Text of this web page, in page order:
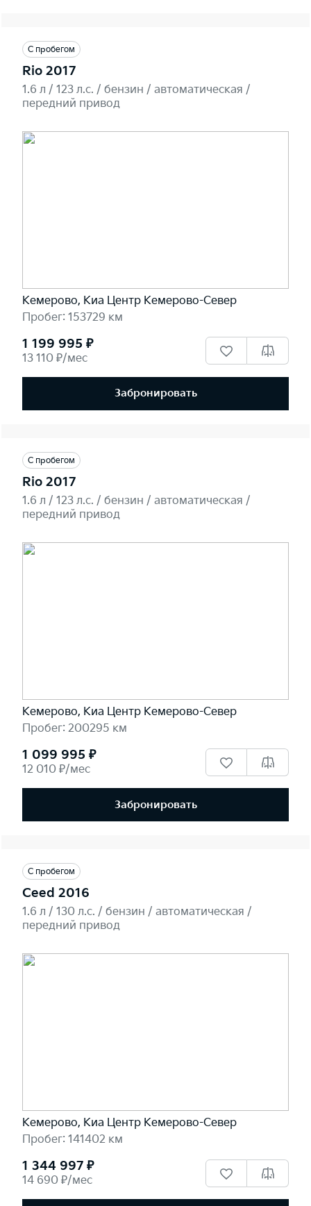
С пробегом
Rio 2017
1.6 л / 123 л.c. / бензин / автоматическая /
передний привод
Кемерово, Киа Центр Кемерово-Север
Пробег: 153729 км
1 199 995 ₽
13 110 ₽/мес
Забронировать
С пробегом
Rio 2017
1.6 л / 123 л.c. / бензин / автоматическая /
передний привод
Кемерово, Киа Центр Кемерово-Север
Пробег: 200295 км
1 099 995 ₽
12 010 ₽/мес
Забронировать
С пробегом
Ceed 2016
1.6 л / 130 л.c. / бензин / автоматическая /
передний привод
Кемерово, Киа Центр Кемерово-Север
Пробег: 141402 км
1 344 997 ₽
14 690 ₽/мес